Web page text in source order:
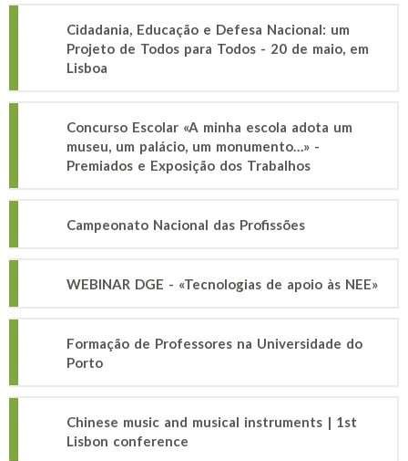
Cidadania, Educação e Defesa Nacional: um
Projeto de Todos para Todos - 20 de maio, em
Lisboa
Concurso Escolar «A minha escola adota um
museu, um palácio, um monumento…» -
Premiados e Exposição dos Trabalhos
Campeonato Nacional das Profissões
WEBINAR DGE - «Tecnologias de apoio às NEE»
Formação de Professores na Universidade do
Porto
Chinese music and musical instruments | 1st
Lisbon conference